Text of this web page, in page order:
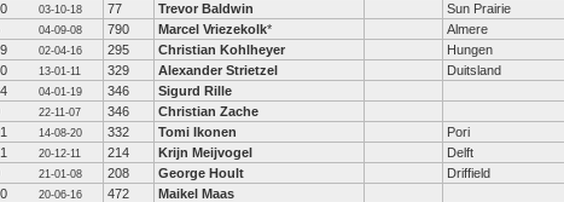
03-10-18 77 Trevor Baldwin Sun Prairie
04-09-08 790 Marcel Vriezekolk* Almere
02-04-16 295 Christian Kohlheyer Hungen
13-01-11 329 Alexander Strietzel Duitsland
04-01-19 346 Sigurd Rille
22-11-07 346 Christian Zache
14-08-20 332 Tomi Ikonen Pori
20-12-11 214 Krijn Meijvogel Delft
21-01-08 208 George Hoult Driffield
20-06-16 472
Maikel Maas